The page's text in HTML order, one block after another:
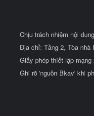
Chịu trách nhiệm nội
Địa chỉ: Tầng 2, Tòa nhà
Giấy phép thiết lập
Ghi rõ 'nguồn Bkav' khi